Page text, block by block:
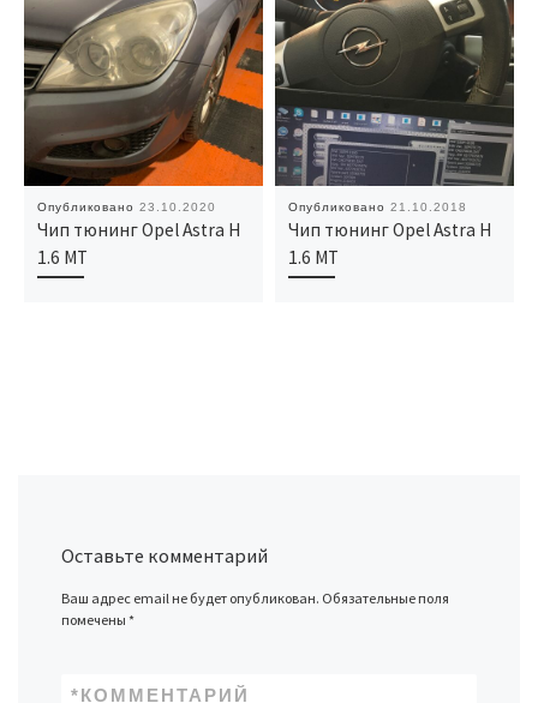
Опубликовано23.10.2020
Чип тюнинг Opel Astra H
1.6 MT
Опубликовано21.10.2018
Чип тюнинг Opel Astra H
1.6 MT
Оставьте комментарий
Ваш адрес email не будет опубликован. Обязательные поля
помечены*
КОММЕНТАРИЙ
*